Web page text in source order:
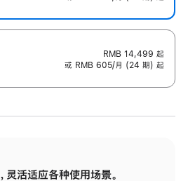
RMB 14,499 起
或 RMB 605/月 (24 期) 起
灵活适应各种使用场景。